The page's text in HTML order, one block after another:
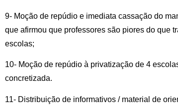
9- Moção de repúdio e imediata cassação do
que afirmou que professores são piores do que
escolas;
10- Moção de repúdio à privatização de 4
concretizada.
11- Distribuição de informativos / material de